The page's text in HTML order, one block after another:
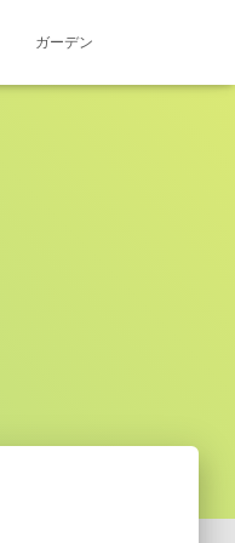
ガーデン